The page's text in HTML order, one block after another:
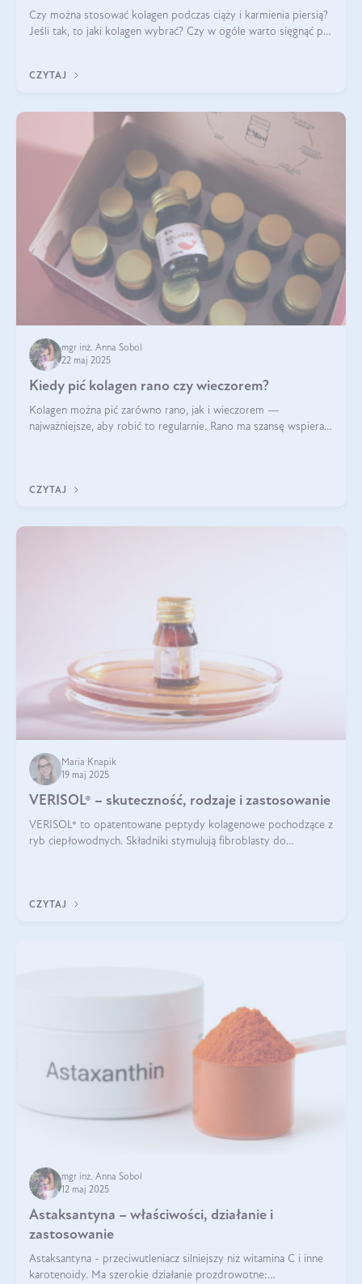
Czy można stosować kolagen podczas ciąży i karmienia piersią?
Jeśli tak, to jaki kolagen wybrać? Czy w ogóle warto sięgnąć po
CZYTAJ
mgr inż. Anna Sobol
22 maj 2025
Kiedy pić kolagen rano czy wieczorem?
Kolagen można pić zarówno rano, jak i wieczorem —
najważniejsze, aby robić to regularnie. Rano ma szansę wspierać
CZYTAJ
Maria Knapik
19 maj 2025
VERISOL® – skuteczność, rodzaje i zastosowanie
VERISOL® to opatentowane peptydy kolagenowe pochodzące z
ryb ciepłowodnych. Składniki stymulują fibroblasty do
CZYTAJ
mgr inż. Anna Sobol
12 maj 2025
Astaksantyna – właściwości, działanie i
zastosowanie
Astaksantyna - przeciwutleniacz silniejszy niż witamina C i inne
karotenoidy. Ma szerokie działanie prozdrowotne: